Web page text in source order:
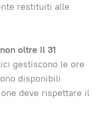
restituiti alle
oltre il 31
gestiscono le ore
disponibili
deve rispettare il